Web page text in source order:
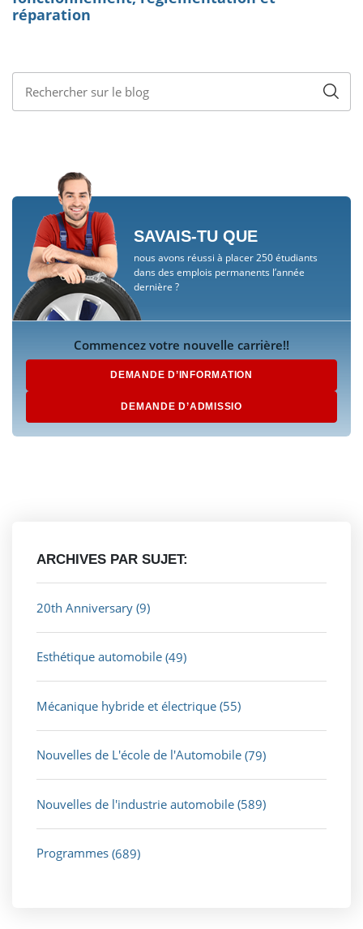
SAVAIS-TU QUE
nous avons réussi à placer 250 étudiants
dans des emplois permanents l’année
dernière ?
Commencez votre nouvelle carrière!!
DEMANDE D’INFORMATION
DEMANDE D’ADMISSIO
ARCHIVES PAR SUJET:
20th Anniversary (9)
Esthétique automobile (49)
Mécanique hybride et électrique (55)
Nouvelles de L'école de l'Automobile (79)
Nouvelles de l'industrie automobile (589)
Programmes (689)